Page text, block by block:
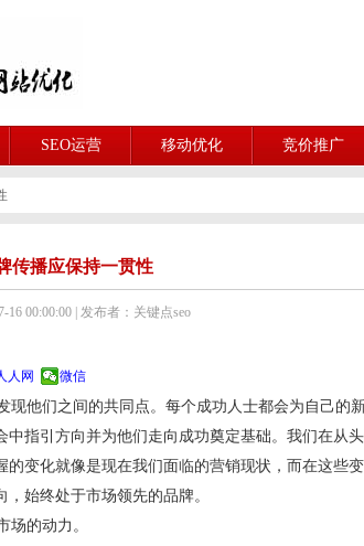
SEO运营 移动优化 竞价推广
传播应保持一贯性
16 00:00:00 | 发布者：关键点seo
人网 微信
他们之间的共同点。每个成功人士都会为自己的
指引方向并为他们走向成功奠定基础。我们在从
变化就像是现在我们面临的营销现状，而在这些
始终处于市场领先的品牌。
的动力。